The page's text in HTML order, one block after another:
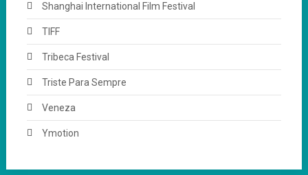
Shanghai International Film Festival
TIFF
Tribeca Festival
Triste Para Sempre
Veneza
Ymotion